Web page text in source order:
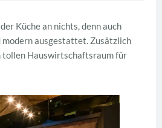
Küche an nichts, denn auch
modern ausgestattet. Zusätzlich
tollen Hauswirtschaftsraum für